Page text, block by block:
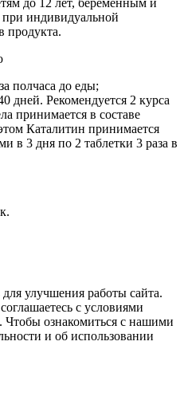
индивидуальной
продукта.
полчаса до еды;
дней. Рекомендуется 2 курса
принимается в составе
Каталитин принимается
в 3 дня по 2 таблетки 3 раза в
улучшения работы сайта.
с условиями
Чтобы ознакомиться с нашими
и об использовании